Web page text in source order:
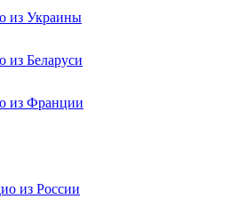
из Украины
из Беларуси
из Франции
из России